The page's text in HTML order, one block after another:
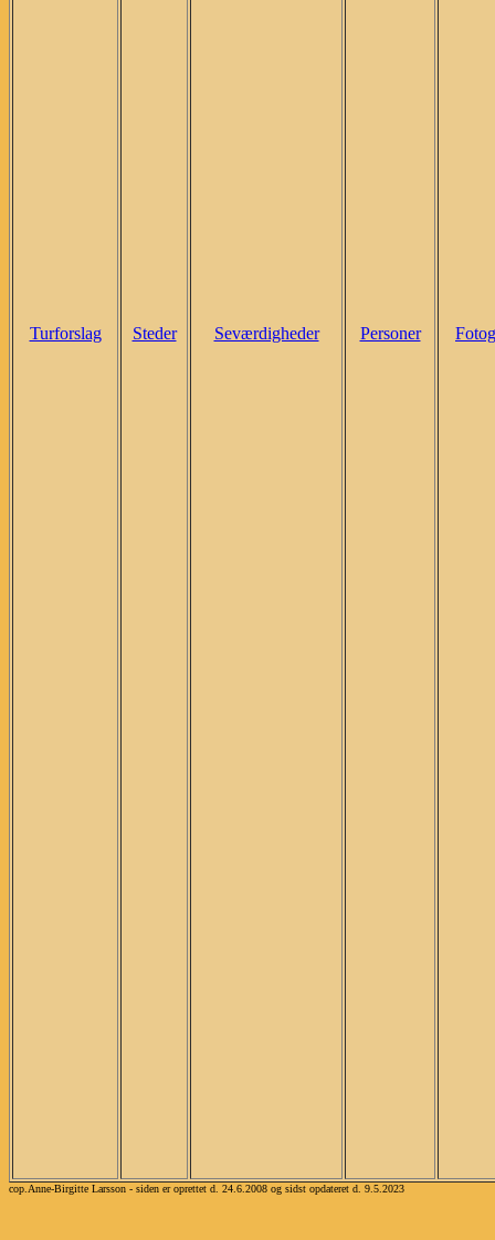
Turforslag Steder Seværdigheder Personer
cop.Anne-Birgitte Larsson - siden er oprettet d. 24.6.2008 og sidst opdateret d. 9.5.2023